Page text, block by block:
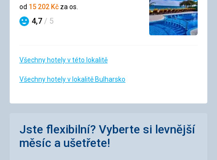
od 15 202 Kč za os.
Hodnocení
4,7 / 5
Všechny hotely v této lokalitě
Všechny hotely v lokalitě Bulharsko
Jste flexibilní? Vyberte si levnější
měsíc a ušetřete!